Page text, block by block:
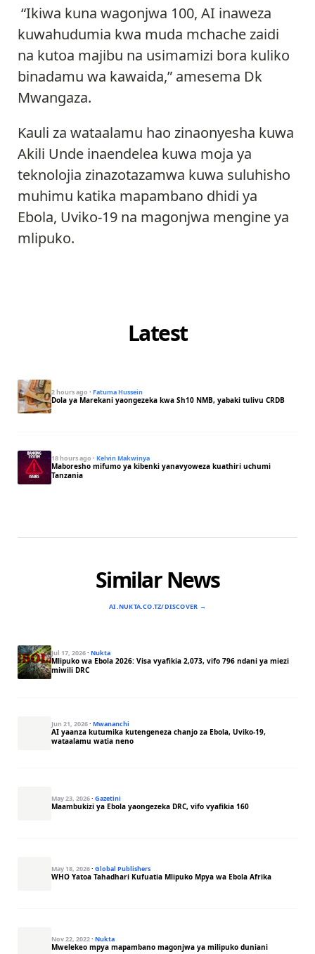
“Ikiwa kuna wagonjwa 100, AI inaweza
kuwahudumia kwa muda mchache zaidi
na kutoa majibu na usimamizi bora kuliko
binadamu wa kawaida,” amesema Dk
Mwangaza.
Kauli za wataalamu hao zinaonyesha kuwa
Akili Unde inaendelea kuwa moja ya
teknolojia zinazotazamwa kuwa suluhisho
muhimu katika mapambano dhidi ya
Ebola, Uviko-19 na magonjwa mengine ya
mlipuko.
Latest
2 hours ago · Fatuma Hussein
Dola ya Marekani yaongezeka kwa Sh10 NMB, yabaki tulivu CRDB
18 hours ago · Kelvin Makwinya
Maboresho mifumo ya kibenki yanavyoweza kuathiri uchumi
Tanzania
Similar News
AI.NUKTA.CO.TZ/DISCOVER →
Jul 17, 2026· Nukta
Mlipuko wa Ebola 2026: Visa vyafikia 2,073, vifo 796 ndani ya miezi
miwili DRC
Jun 21, 2026· Mwananchi
AI yaanza kutumika kutengeneza chanjo za Ebola, Uviko-19,
wataalamu watia neno
May 23, 2026· Gazetini
Maambukizi ya Ebola yaongezeka DRC, vifo vyafikia 160
May 18, 2026· Global Publishers
WHO Yatoa Tahadhari Kufuatia Mlipuko Mpya wa Ebola Afrika
Nov 22, 2022· Nukta
Mwelekeo mpya mapambano magonjwa ya milipuko duniani